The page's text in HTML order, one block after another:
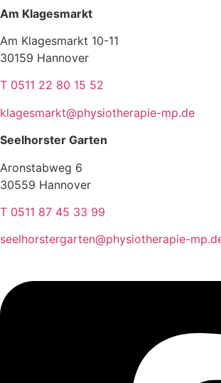
Am Klagesmarkt
Am Klagesmarkt 10-11
30159 Hannover
T 0511 22 80 15 52
klagesmarkt@physiotherapie-mp.de
Seelhorster Garten
Aronstabweg 6
30559 Hannover
T 0511 87 45 33 99
seelhorstergarten@physiotherapie-